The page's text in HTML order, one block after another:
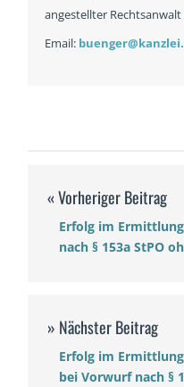
angestellter Rechtsanwalt
Email:
Erfolg im
nach § 153a StPO
Erfolg im
bei Vorwurf nach §